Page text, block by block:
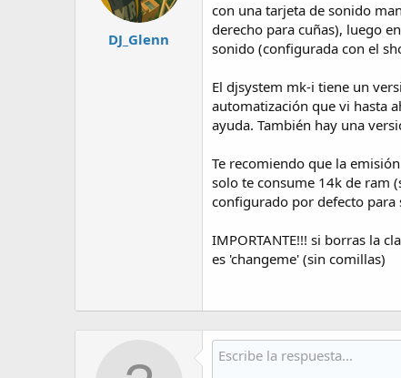
DJ_Glenn
con una tarjeta de sonido
derecho para cuñas), luego
sonido (configurada con el
El djsystem mk-i tiene un
automatización que vi hasta
ayuda. También hay una
Te recomiendo que la
solo te consume 14k de ram
configurado por defecto para
IMPORTANTE!!! si borras la
es 'changeme' (sin comillas)